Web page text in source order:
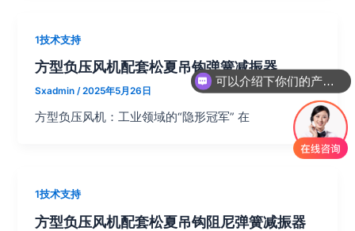
1技术支持
方型负压风机配套松夏吊钩弹簧减振器
Sxadmin/2025年5月26日
方型负压风机：工业领域的“隐形冠军” 在
1技术支持
方型负压风机配套松夏吊钩阻尼弹簧减振器
可以介绍下你们的产品么？